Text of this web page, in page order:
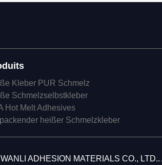
Kleber PUR Schmelz
Schmelzselbstkleber
Hot Melt Adhesives
heißer Schmelzkleber
ADHESION MATERIALS CO.,